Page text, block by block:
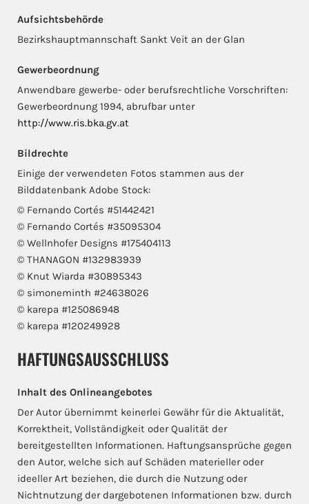
Aufsichtsbehörde
Bezirkshauptmannschaft Sankt Veit an der Glan
Gewerbeordnung
Anwendbare gewerbe- oder berufsrechtliche Vorschriften:
Gewerbeordnung 1994, abrufbar unter
http://www.ris.bka.gv.at
Bildrechte
Einige der verwendeten Fotos stammen aus der
Bilddatenbank Adobe Stock:
© Fernando Cortés #51442421
© Fernando Cortés #35095304
© Wellnhofer Designs #175404113
© THANAGON #132983939
© Knut Wiarda #30895343
© simoneminth #24638026
© karepa #125086948
© karepa #120249928
HAFTUNGSAUSSCHLUSS
Inhalt des Onlineangebotes
Der Autor übernimmt keinerlei Gewähr für die Aktualität,
Korrektheit, Vollständigkeit oder Qualität der
bereitgestellten Informationen. Haftungsansprüche gegen
den Autor, welche sich auf Schäden materieller oder
ideeller Art beziehen, die durch die Nutzung oder
Nichtnutzung der dargebotenen Informationen bzw. durch